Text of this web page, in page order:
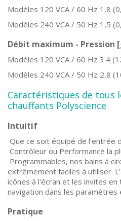
Modèles 120 VCA / 60 Hz 1,8
Modèles 240 VCA / 50 Hz 1,5
Débit maximum - Pression
Modèles 120 VCA / 60 Hz 3.4
Modèles 240 VCA / 50 Hz 2,8
Caractéristiques de tous
chauffants Polyscience
Intuitif
Que ce soit équipé de l'entrée
Contrôleur ou Performance la
Programmables, nos bains à
extrêmement faciles à utiliser.
icônes à l'écran et les invites
navigation dans les
Pratique